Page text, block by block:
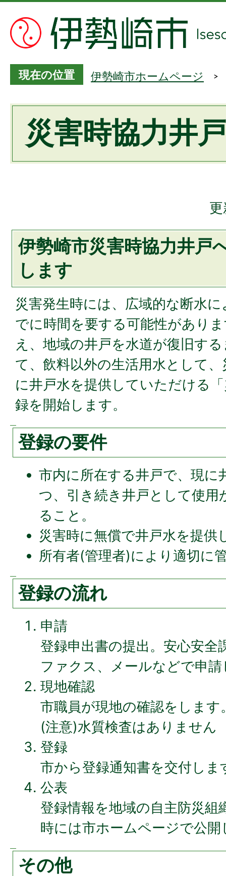
現在の位置 伊勢崎市ホームページ
災害時協力井戸
伊勢崎市災害時協力井戸
します
災害発生時には、広域的な断水
でに時間を要する可能性があり
え、地域の井戸を水道が復旧す
て、飲料以外の生活用水として
に井戸水を提供していただける
録を開始します。
登録の要件
市内に所在する井戸で、現に
つ、引き続き井戸として使
ること。
災害時に無償で井戸水を提
所有者(管理者)により適切に
登録の流れ
申請
登録申出書の提出。安心安全
ファクス、メールなどで申
現地確認
市職員が現地の確認をします
(注意)水質検査はありません
登録
市から登録通知書を交付しま
公表
登録情報を地域の自主防災組
時には市ホームページで公開
その他